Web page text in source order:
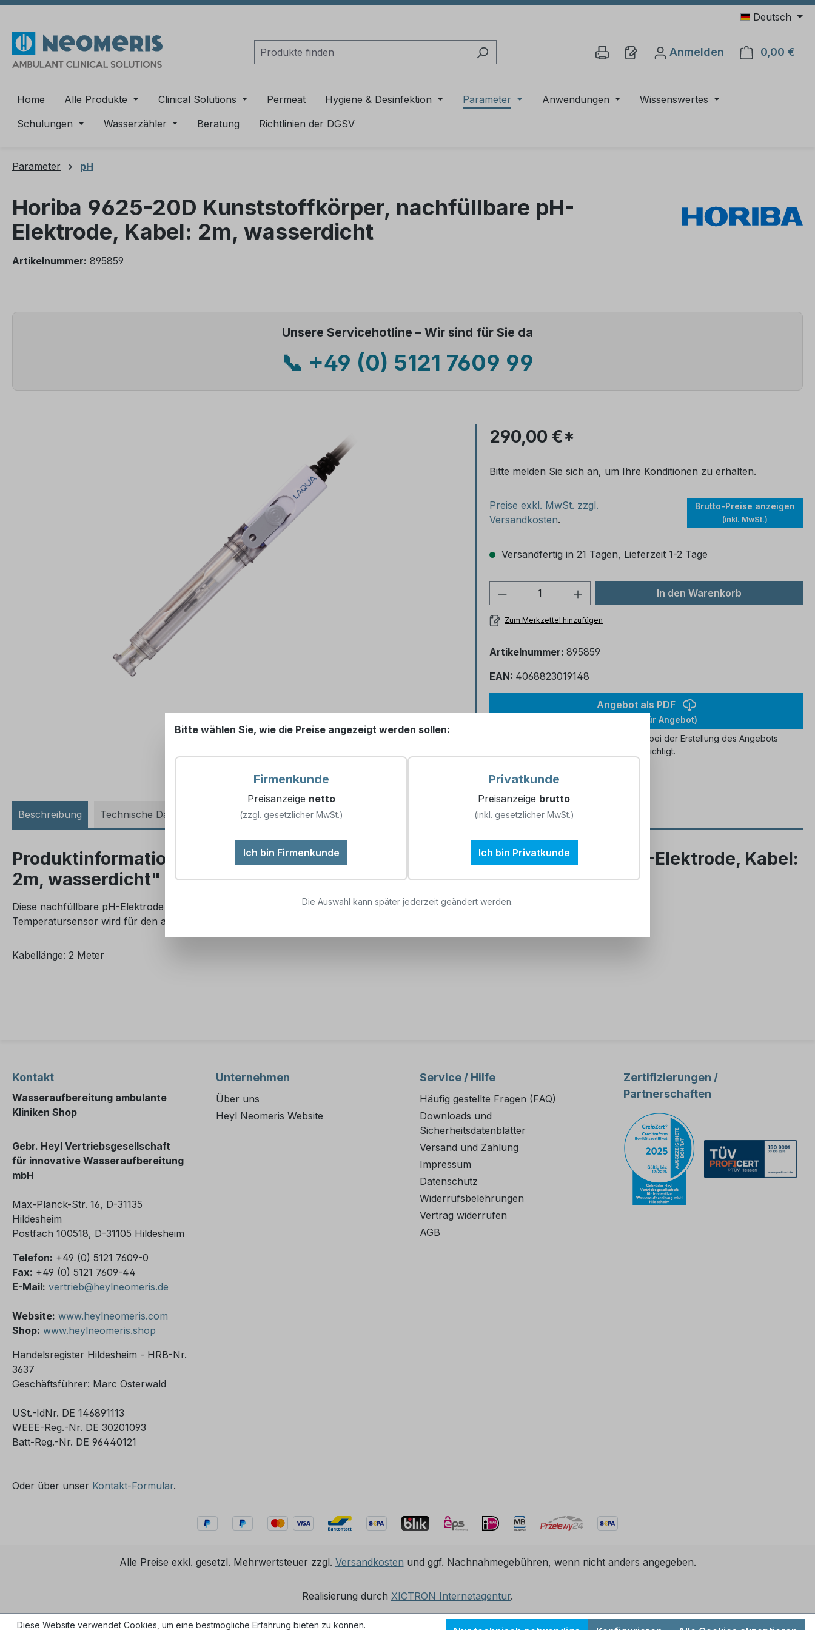
Deutsch
Anmelden 0,00 €
Home Alle Produkte Clinical Solutions Permeat Hygiene & Desinfektion Parameter Anwendungen
Wissenswertes
Schulungen
Wasserzähler Beratung Richtlinien der DGSV
Parameter pH
Horiba 9625-20D Kunststoffkörper, nachfüllbare pH-
Elektrode, Kabel: 2m, wasserdicht
Artikelnummer: 895859
Unsere Servicehotline – Wir sind für Sie da
📞 +49 (0) 5121 7609 99
290,00 €*
Bitte melden Sie sich an, um Ihre Konditionen zu erhalten.
Preise exkl. MwSt. zzgl.
Versandkosten.
Brutto-Preise anzeigen
(inkl. MwSt.)
Versandfertig in 21 Tagen, Lieferzeit 1-2 Tage
Produkt Anzahl: Gib den gewünschten Wert
In den Warenkorb
Zum Merkzettel hinzufügen
Artikelnummer: 895859
EAN: 4068823019148
Angebot als PDF
(Anmelden für Angebot)
Die eingegebene Stückzahl wird bei der Erstellung des Angebots
berücksichtigt.
Beschreibung Technische Daten
Produktinformationen "Horiba 9625-20D Kunststoffkörper, nachfüllbare pH-Elektrode, Kabel:
2m, wasserdicht"
Diese nachfüllbare pH-Elektrode mit Kunststoffgehäuse und integriertem
Temperatursensor wird für den allgemeinen Gebrauch empfohlen.
Kabellänge: 2 Meter
Hersteller Artikelnummer: 3200393025 (9625-20D)
Kontakt
Wasseraufbereitung ambulante
Kliniken Shop
Gebr. Heyl Vertriebsgesellschaft
für innovative Wasseraufbereitung
mbH
Max-Planck-Str. 16, D-31135
Hildesheim
Postfach 100518, D-31105 Hildesheim
Telefon: +49 (0) 5121 7609-0
Fax: +49 (0) 5121 7609-44
E-Mail: vertrieb@heylneomeris.de
Website: www.heylneomeris.com
Shop: www.heylneomeris.shop
Handelsregister Hildesheim - HRB-Nr.
3637
Geschäftsführer: Marc Osterwald
USt.-IdNr. DE 146891113
WEEE-Reg.-Nr. DE 30201093
Batt-Reg.-Nr. DE 96440121
Oder über unser Kontakt-Formular.
Unternehmen
Über uns
Heyl Neomeris Website
Service / Hilfe
Häufig gestellte Fragen (FAQ)
Downloads und
Sicherheitsdatenblätter
Versand und Zahlung
Impressum
Datenschutz
Widerrufsbelehrungen
Vertrag widerrufen
AGB
Zertifizierungen /
Partnerschaften
Alle Preise exkl. gesetzl. Mehrwertsteuer zzgl. Versandkosten und ggf. Nachnahmegebühren, wenn nicht anders angegeben.
Realisierung durch XICTRON Internetagentur.
Diese Website verwendet Cookies, um eine bestmögliche Erfahrung bieten zu können.
Bitte wählen Sie, wie die Preise angezeigt werden sollen:
Firmenkunde
Preisanzeige netto
(zzgl. gesetzlicher MwSt.)
Ich bin Firmenkunde
Privatkunde
Preisanzeige brutto
(inkl. gesetzlicher MwSt.)
Ich bin Privatkunde
Die Auswahl kann später jederzeit geändert werden.